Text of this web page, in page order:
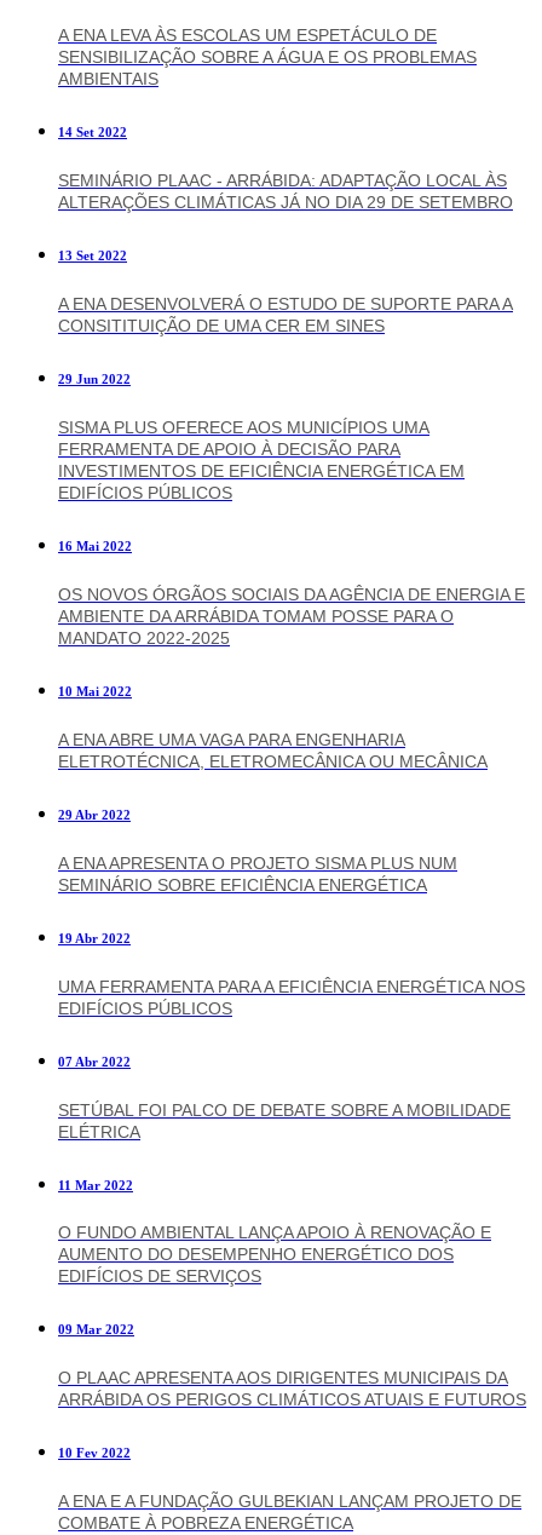
A ENA LEVA ÀS ESCOLAS UM ESPETÁCULO DE
SENSIBILIZAÇÃO SOBRE A ÁGUA E OS PROBLEMAS
AMBIENTAIS
14 Set 2022
SEMINÁRIO PLAAC - ARRÁBIDA: ADAPTAÇÃO LOCAL ÀS
ALTERAÇÕES CLIMÁTICAS JÁ NO DIA 29 DE SETEMBRO
13 Set 2022
A ENA DESENVOLVERÁ O ESTUDO DE SUPORTE PARA A
CONSITITUIÇÃO DE UMA CER EM SINES
29 Jun 2022
SISMA PLUS OFERECE AOS MUNICÍPIOS UMA
FERRAMENTA DE APOIO À DECISÃO PARA
INVESTIMENTOS DE EFICIÊNCIA ENERGÉTICA EM
EDIFÍCIOS PÚBLICOS
16 Mai 2022
OS NOVOS ÓRGÃOS SOCIAIS DA AGÊNCIA DE ENERGIA E
AMBIENTE DA ARRÁBIDA TOMAM POSSE PARA O
MANDATO 2022-2025
10 Mai 2022
A ENA ABRE UMA VAGA PARA ENGENHARIA
ELETROTÉCNICA, ELETROMECÂNICA OU MECÂNICA
29 Abr 2022
A ENA APRESENTA O PROJETO SISMA PLUS NUM
SEMINÁRIO SOBRE EFICIÊNCIA ENERGÉTICA
19 Abr 2022
UMA FERRAMENTA PARA A EFICIÊNCIA ENERGÉTICA NOS
EDIFÍCIOS PÚBLICOS
07 Abr 2022
SETÚBAL FOI PALCO DE DEBATE SOBRE A MOBILIDADE
ELÉTRICA
11 Mar 2022
O FUNDO AMBIENTAL LANÇA APOIO À RENOVAÇÃO E
AUMENTO DO DESEMPENHO ENERGÉTICO DOS
EDIFÍCIOS DE SERVIÇOS
09 Mar 2022
O PLAAC APRESENTA AOS DIRIGENTES MUNICIPAIS DA
ARRÁBIDA OS PERIGOS CLIMÁTICOS ATUAIS E FUTUROS
10 Fev 2022
A ENA E A FUNDAÇÃO GULBEKIAN LANÇAM PROJETO DE
COMBATE À POBREZA ENERGÉTICA